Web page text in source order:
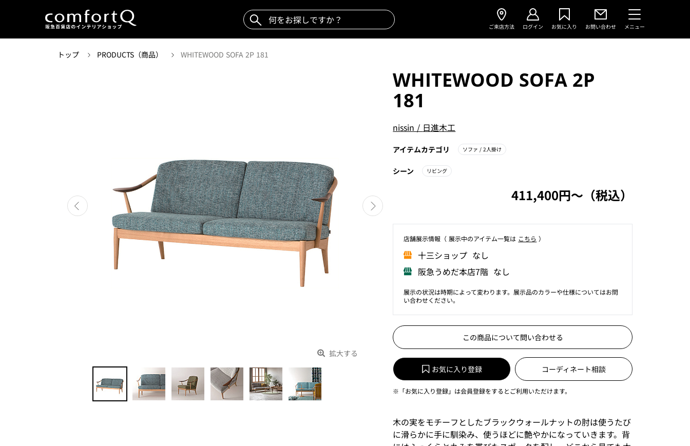
ご来店方法 ログイン お気に入り お問い合わせ メニュー
トップ PRODUCTS（商品） WHITEWOOD SOFA 2P 181
拡大する
WHITEWOOD SOFA 2P
181
nissin / 日進木工
アイテムカテゴリ ソファ/ 2人掛け
シーン リビング
411,400円〜（税込）
店舗展⽰情報（ 展⽰中のアイテム⼀覧は こちら ）
⼗三ショップ なし
阪急うめだ本店7階 なし
展示の状況は時期によって変わります。展示品のカラーや仕様についてはお問
い合わせください。
この商品について問い合わせる
お気に入り登録 コーディネート相談
※「お気に入り登録」は会員登録をするとご利用いただけます。
木の実をモチーフとしたブラックウォールナットの肘は使うたび
に滑らかに手に馴染み、使うほどに艶やかになっていきます。背